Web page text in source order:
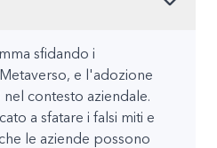
sfidando i
e l'adozione
contesto aziendale.
a sfatare i falsi miti e
le aziende possono